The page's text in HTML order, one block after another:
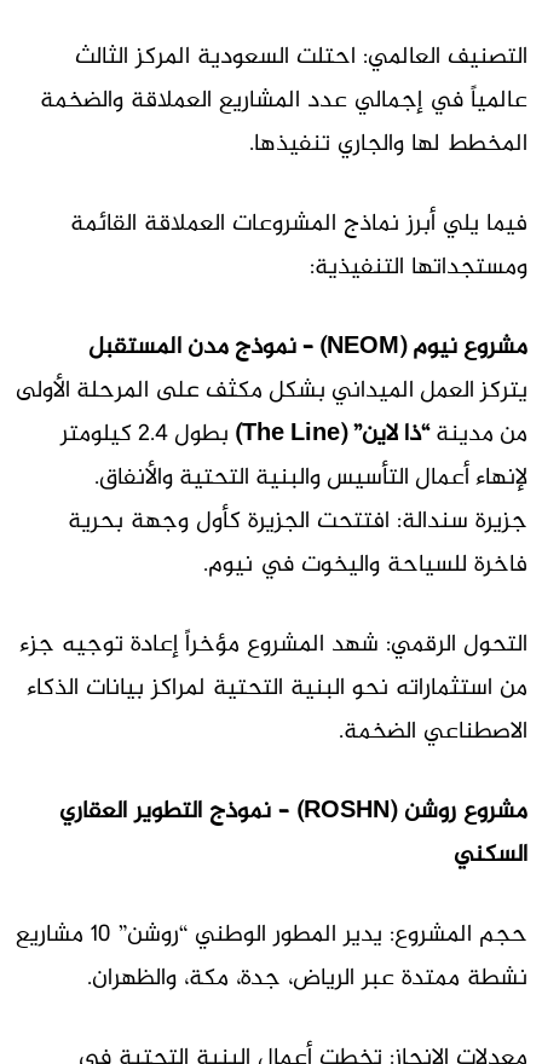
التصنيف العالمي: احتلت السعودية المركز الثالث
عالمياًفي إجمالي عدد المشاريع العملاقة والضخمة
المخطط لها والجاري تنفيذها.
فيما يلي أبرز نماذج المشروعات العملاقة القائمة
ومستجداتها التنفيذية:
مشروع نيوم (NEOM) – نموذج مدن المستقبل
يتركز العمل الميداني بشكل مكثف على المرحلة الأولى
من مدينة“ذا لاين” (The Line)
بطول 2.4 كيلومتر
لإنهاء أعمال التأسيس والبنية التحتية والأنفاق.
جزيرة سندالة: افتتحت الجزيرة كأول وجهة بحرية
فاخرة للسياحة واليخوت في نيوم.
التحول الرقمي: شهد المشروع مؤخراً إعادة توجيه جزء
من استثماراته نحو البنية التحتية لمراكز بيانات الذكاء
الاصطناعي الضخمة.
مشروع روشن (ROSHN) – نموذج التطوير العقاري
السكني
حجم المشروع:
يدير المطور الوطني “روشن” 10 مشاريع
نشطة ممتدة عبر الرياض، جدة، مكة، والظهران.